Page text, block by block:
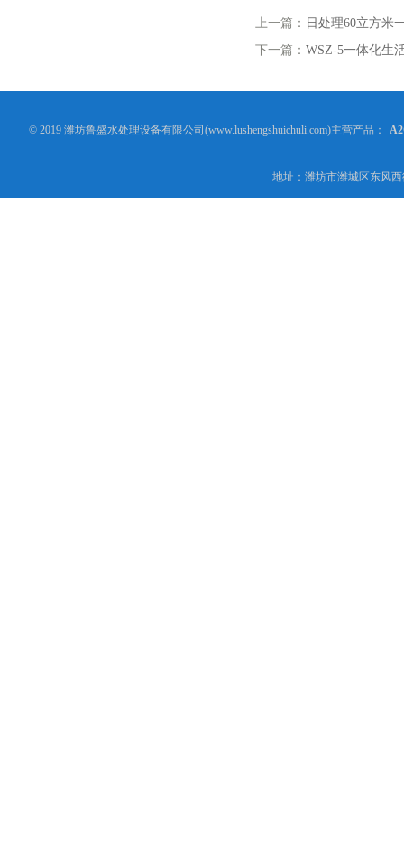
上一篇： 日处理60立方米
下一篇： WSZ-5一体化生
© 2019 潍坊鲁盛水处理设备有限公司(www.lushengshuichuli.com)主营产品：
地址：潍坊市潍城区东风